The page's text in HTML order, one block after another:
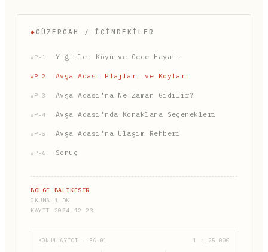
◆ GÜZERGAH / İÇINDEKILER
WP-1 Yiğitler Köyü ve Gece Hayatı
WP-2 Avşa Adası Plajları ve Koyları
WP-3 Avşa Adası'na Ne Zaman Gidilir?
WP-4 Avşa Adası'nda Konaklama Seçenekleri
WP-5 Avşa Adası'na Ulaşım Rehberi
WP-6 Sonuç
BÖLGE BALIKESIR
OKUMA 1 DK
KAYIT 2024-12-23
KONUMLAYICI · BA-01 1 : 25 000